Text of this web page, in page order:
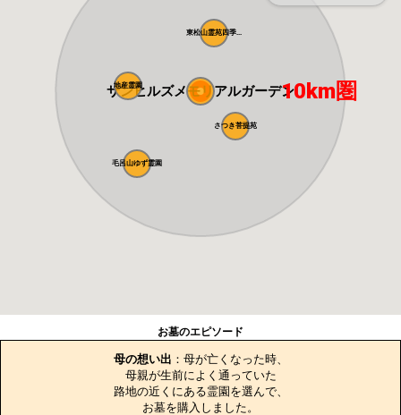
さつき菩提苑
毛呂山ゆず霊園
地産霊園
東松山霊苑四季...
サンヒルズメモリアルガーデン10km圏
お墓のエピソード
母の想い出 ：母が亡くなった時、
母親が生前によく通っていた
路地の近くにある霊園を選んで、
お墓を購入しました。